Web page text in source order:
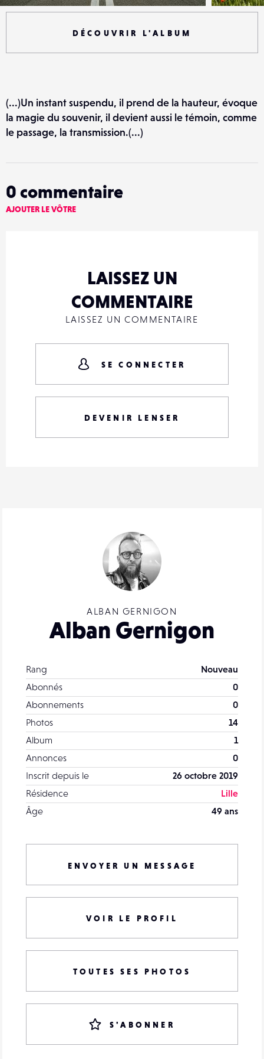
DÉCOUVRIR L'ALBUM
ALBAN GERNIGON
Alban Gernigon
Rang
Nouveau
Abonnés
0
Abonnements
0
Photos
14
Album
1
Annonces
0
Inscrit depuis le
26 octobre 2019
Résidence
Lille
Âge
49 ans
ENVOYER UN MESSAGE
VOIR LE PROFIL
TOUTES SES PHOTOS
S'ABONNER
(...)Un instant suspendu, il prend de la hauteur, évoque
la magie du souvenir, il devient aussi le témoin, comme
le passage, la transmission.(...)
0 commentaire
AJOUTER LE VÔTRE
LAISSEZ UN
COMMENTAIRE
LAISSEZ UN COMMENTAIRE
SE CONNECTER
DEVENIR LENSER